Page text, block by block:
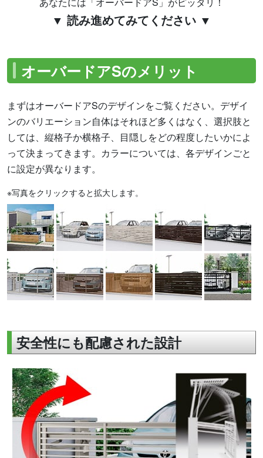
▼ 読み進めてみてください ▼
オーバードアSのメリット
まずはオーバードアSのデザインをご覧ください。デザイ
ンのバリエーション自体はそれほど多くはなく、選択肢と
しては、縦格子か横格子、目隠しをどの程度したいかによ
って決まってきます。カラーについては、各デザインごと
に設定が異なります。
※写真をクリックすると拡大します。
安全性にも配慮された設計